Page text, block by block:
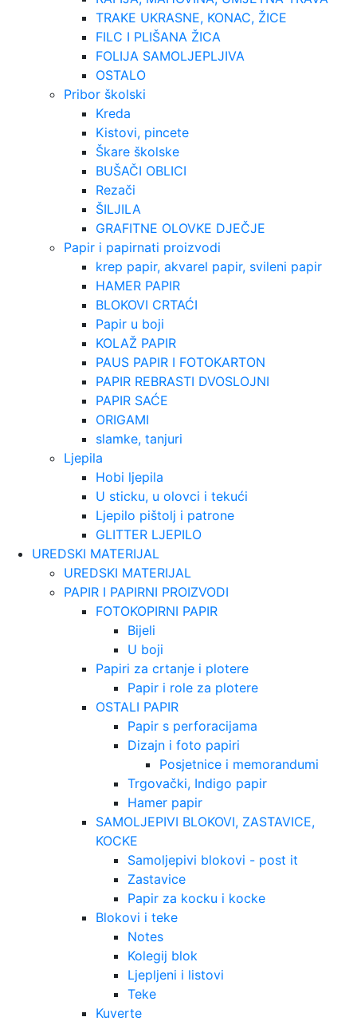
TRAKE UKRASNE, KONAC, ŽICE
FILC I PLIŠANA ŽICA
FOLIJA SAMOLJEPLJIVA
OSTALO
Pribor školski
Kreda
Kistovi, pincete
Škare školske
BUŠAČI OBLICI
Rezači
ŠILJILA
GRAFITNE OLOVKE DJEČJE
Papir i papirnati proizvodi
krep papir, akvarel papir, svileni papir
HAMER PAPIR
BLOKOVI CRTAĆI
Papir u boji
KOLAŽ PAPIR
PAUS PAPIR I FOTOKARTON
PAPIR REBRASTI DVOSLOJNI
PAPIR SAĆE
ORIGAMI
slamke, tanjuri
Ljepila
Hobi ljepila
U sticku, u olovci i tekući
Ljepilo pištolj i patrone
GLITTER LJEPILO
UREDSKI MATERIJAL
UREDSKI MATERIJAL
PAPIR I PAPIRNI PROIZVODI
FOTOKOPIRNI PAPIR
Bijeli
U boji
Papiri za crtanje i plotere
Papir i role za plotere
OSTALI PAPIR
Papir s perforacijama
Dizajn i foto papiri
Posjetnice i memorandumi
Trgovački, Indigo papir
Hamer papir
SAMOLJEPIVI BLOKOVI, ZASTAVICE,
KOCKE
Samoljepivi blokovi - post it
Zastavice
Papir za kocku i kocke
Blokovi i teke
Notes
Kolegij blok
Ljepljeni i listovi
Teke
Kuverte